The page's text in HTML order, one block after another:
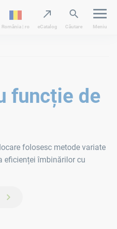
România | ro eCatalog Căutare Meniu
funcție de
folosesc metode variate
eficienței îmbinărilor cu